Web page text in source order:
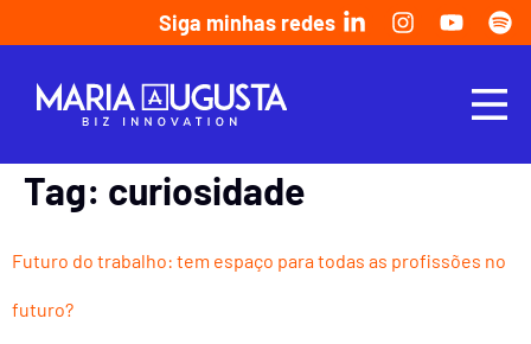
Siga minhas redes
Tag: curiosidade
Futuro do trabalho: tem espaço para todas as profissões no
futuro?